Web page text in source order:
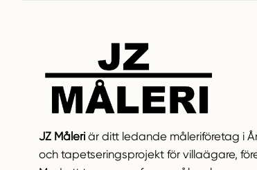
JZ Måleriär ditt ledande måleriföretag i
och tapetseringsprojekt för villaägare,